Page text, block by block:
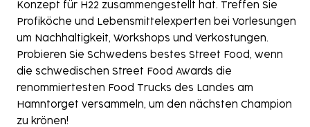
Konzept für H22 zusammengestellt hat. Treffen Sie
Profiköche und Lebensmittelexperten bei Vorlesungen
um Nachhaltigkeit, Workshops und Verkostungen.
Probieren Sie Schwedens bestes Street Food, wenn
die schwedischen Street Food Awards die
renommiertesten Food Trucks des Landes am
Hamntorget versammeln, um den nächsten Champion
zu krönen!